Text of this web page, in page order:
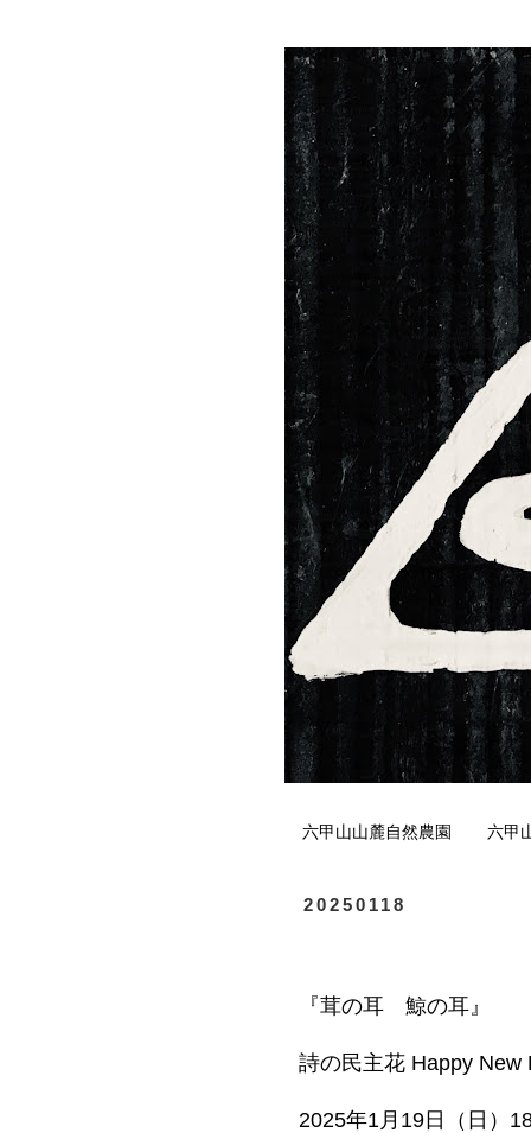
六甲山山麓自然農園 六甲
20250118
『茸の耳 鯨の耳』
詩の民主花 Happy New
2025年1月19日（日）